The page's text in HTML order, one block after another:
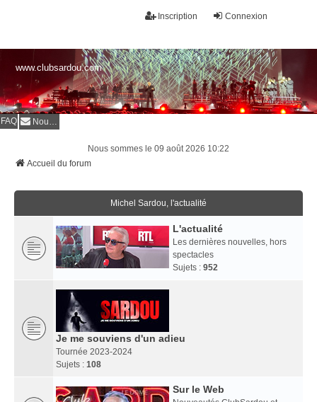
Connexion
Inscription
www.clubsardou.com
FAQ Nous contacter
Nous sommes le 09 août 2026 10:22
Accueil du forum
Michel Sardou, l'actualité
L'actualité
Les dernières nouvelles, hors
spectacles
Sujets : 952
Je me souviens d'un adieu
Tournée 2023-2024
Sujets : 108
Sur le Web